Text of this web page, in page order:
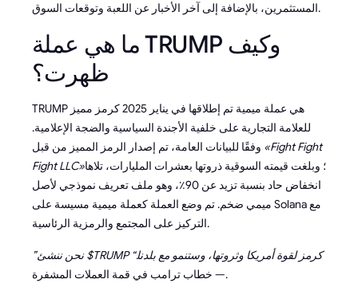
المستثمرين، بالإضافة إلى آخر الأخبار عن اللعبة وتوقعات السوق.
ما هي عملة TRUMP وكيف
ظهرت؟
TRUMP هي عملة ميمية تم إطلاقها في يناير 2025 كرمز مميز
للعلامة التجارية على خلفية الأجندة السياسية والضجة الإعلامية.
«Fight Fight
Fight LLC»؛ وبلغت قيمته السوقية ذروتها بعشرات المليارات، تلاها
انخفاض حاد بنسبة تزيد عن 90٪، وهو ملف تعريف نموذجي لأصل
ميمي ضخم. تم وضع العملة كعملة ميمية مسيسة على Solana مع
التركيز على المجتمع والرمزية الرئاسية.
”نحن ننشئ $TRUMP كرمز لقوة أمريكا وثروتها، وستنمو مع بلدنا.“
— خطاب ترامب في قمة العملات المشفرة.